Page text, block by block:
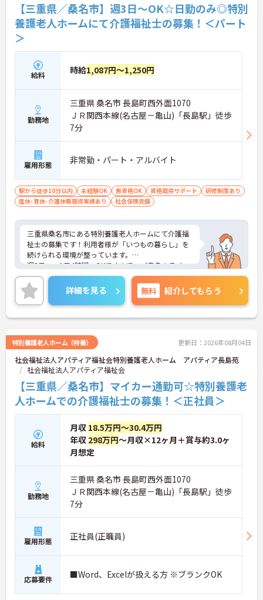
【三重県／桑名市】週3日～OK☆日勤のみ◎特別
養護老人ホームにて介護福祉士の募集！＜パート
＞
給料 時給1,087円～1,250円
勤務地
三重県 桑名市 長島町西外面1070
ＪＲ関西本線(名古屋－亀山)「長島駅」徒歩
7分
雇用形態 非常勤・パート・アルバイト
駅から徒歩10分以内 未経験OK 無資格OK 資格取得サポート
研修制度あり
産休･育休･介護休暇取得実績あり
社会保険完備
三重県桑名市にある特別養護老人ホームにて介護福
祉士の募集です！利用者様が「いつもの暮らし」を
続けられる環境が整っています。
週3日～・1日4時間～OKですので、ご自身のライフ
スタイルに合わせて働くことができます◎
ご興味のある方には、面接対策ポイントなど、さら
に詳細をお話しいたしますのでお気軽にご相談くだ
さい！
詳細を見る 無料 紹介してもらう
特別養護老人ホーム（特養） 更新日：2026年08月04日
社会福祉法人アパティア福祉会特別養護老人ホーム アパティア長島苑
社会福祉法人アパティア福祉会
【三重県／桑名市】マイカー通勤可☆特別養護老
人ホームでの介護福祉士の募集！＜正社員＞
給料
月収 18.5万円～30.4万円
年収 298万円～月収×12ヶ月＋賞与約3.0ヶ
月想定
勤務地
三重県 桑名市 長島町西外面1070
ＪＲ関西本線(名古屋－亀山)「長島駅」徒歩
7分
雇用形態 正社員(正職員)
応募要件 ■Word、Excelが扱える方 ※ブランクOK